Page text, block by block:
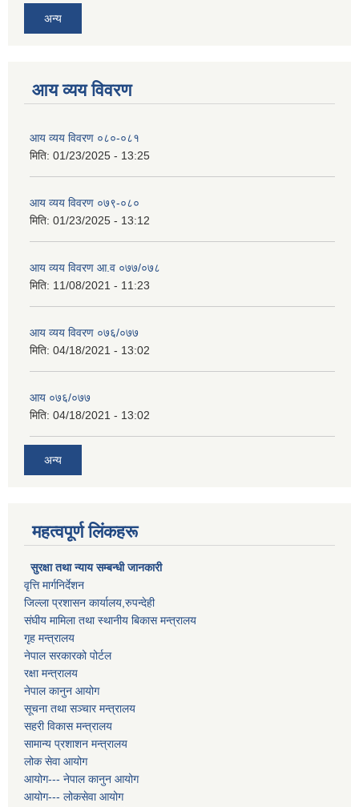
अन्य
आय व्यय विवरण
आय व्यय विवरण ०८०-०८१
मिति: 01/23/2025 - 13:25
आय व्यय विवरण ०७९-०८०
मिति: 01/23/2025 - 13:12
आय व्यय विवरण आ.व ०७७/०७८
मिति: 11/08/2021 - 11:23
आय व्यय विवरण ०७६/०७७
मिति: 04/18/2021 - 13:02
आय ०७६/०७७
मिति: 04/18/2021 - 13:02
अन्य
महत्वपूर्ण लिंकहरू
सुरक्षा तथा न्याय सम्बन्धी जानकारी
वृत्ति मार्गनिर्देशन
जिल्ला प्रशासन कार्यालय,रुपन्देही
संघीय मामिला तथा स्थानीय बिकास मन्त्रालय
गृह मन्त्रालय
नेपाल सरकारको पोर्टल
रक्षा मन्त्रालय
नेपाल कानुन आयोग
सूचना तथा सञ्चार मन्त्रालय
सहरी विकास मन्त्रालय
सामान्य प्रशाशन मन्त्रालय
लोक सेवा आयोग
आयोग--- नेपाल कानुन आयोग
आयोग--- लोकसेवा आयोग